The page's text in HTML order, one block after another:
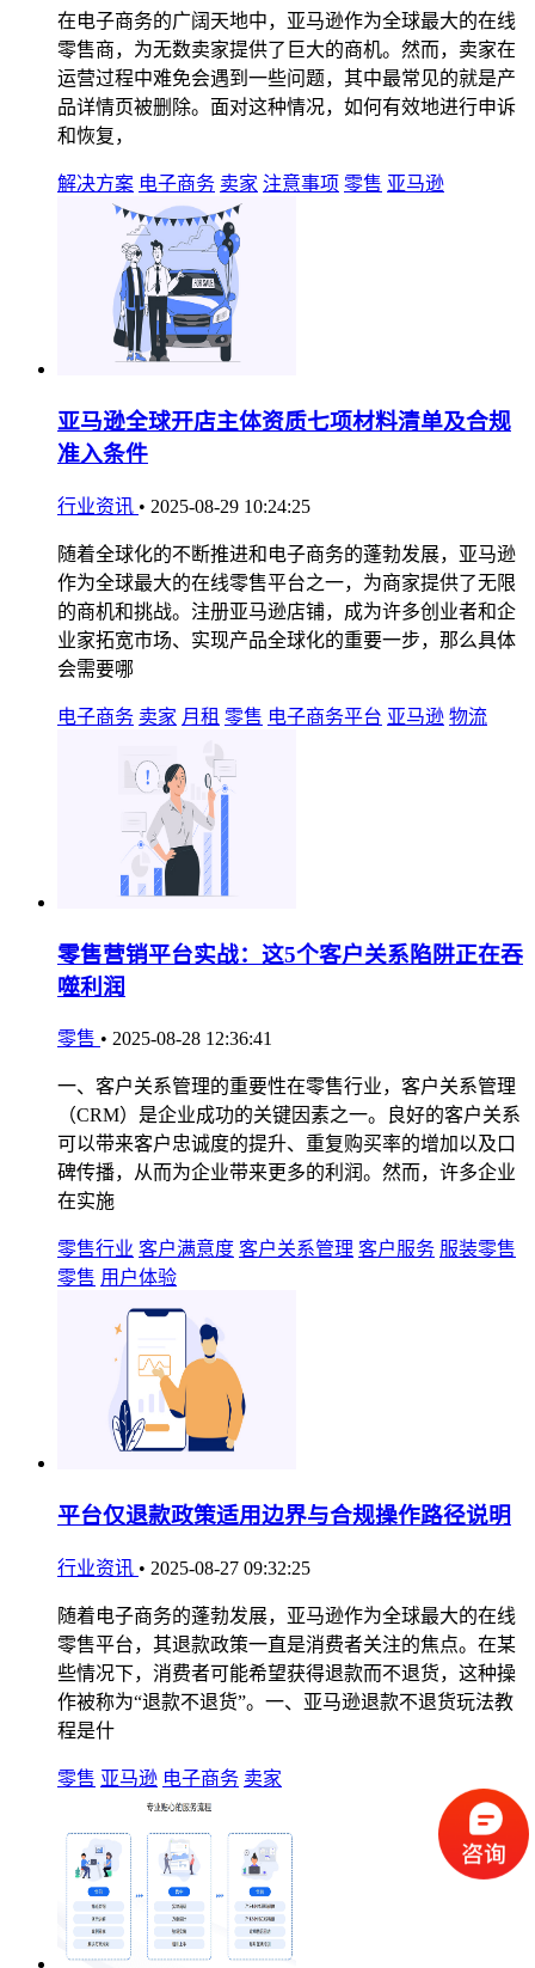
在电子商务的广阔天地中，亚马逊作为全球最大的在线
零售商，为无数卖家提供了巨大的商机。然而，卖家在
运营过程中难免会遇到一些问题，其中最常见的就是产
品详情页被删除。面对这种情况，如何有效地进行申诉
和恢复，
解决方案 电子商务 卖家 注意事项 零售 亚马逊
亚马逊全球开店主体资质七项材料清单及合规
准入条件
行业资讯 • 2025-08-29 10:24:25
随着全球化的不断推进和电子商务的蓬勃发展，亚马逊
作为全球最大的在线零售平台之一，为商家提供了无限
的商机和挑战。注册亚马逊店铺，成为许多创业者和企
业家拓宽市场、实现产品全球化的重要一步，那么具体
会需要哪
电子商务 卖家 月租 零售 电子商务平台 亚马逊 物流
零售营销平台实战：这5个客户关系陷阱正在吞
噬利润
零售 • 2025-08-28 12:36:41
一、客户关系管理的重要性在零售行业，客户关系管理
（CRM）是企业成功的关键因素之一。良好的客户关系
可以带来客户忠诚度的提升、重复购买率的增加以及口
碑传播，从而为企业带来更多的利润。然而，许多企业
在实施
零售行业 客户满意度 客户关系管理 客户服务 服装零售
零售 用户体验
平台仅退款政策适用边界与合规操作路径说明
行业资讯 • 2025-08-27 09:32:25
随着电子商务的蓬勃发展，亚马逊作为全球最大的在线
零售平台，其退款政策一直是消费者关注的焦点。在某
些情况下，消费者可能希望获得退款而不退货，这种操
作被称为“退款不退货”。一、亚马逊退款不退货玩法教
程是什
零售 亚马逊 电子商务 卖家